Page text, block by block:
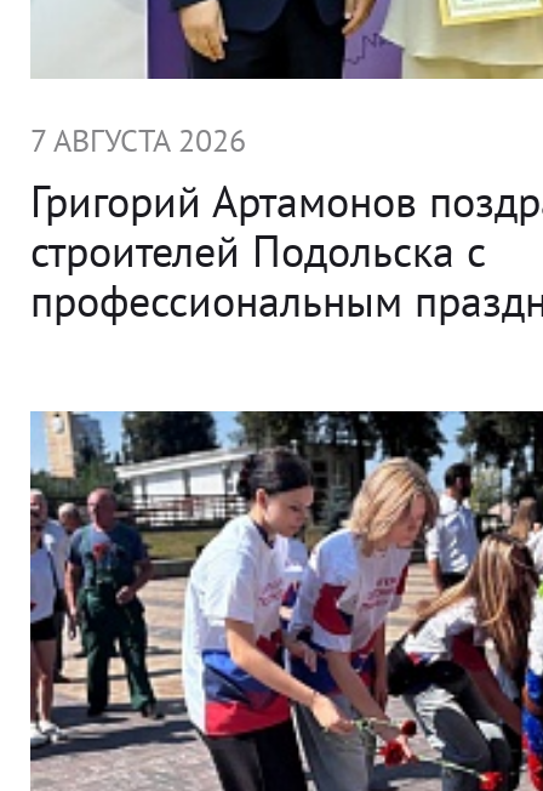
7 АВГУСТА 2026
Григорий Артамонов
строителей Подольска с
профессиональным